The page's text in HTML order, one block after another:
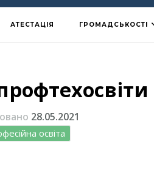
АТЕСТАЦІЯ ГРОМАДСЬКОСТІ
28.05.2021
освіта